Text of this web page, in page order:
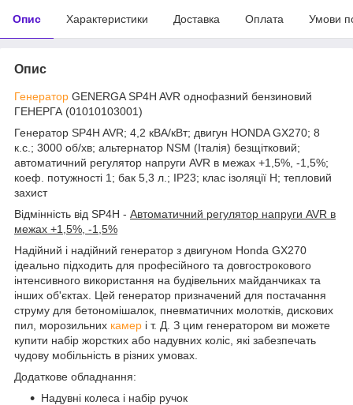
Опис Характеристики Доставка Оплата Умови
Опис
Генератор GENERGA SP4H AVR однофазний бензиновий
ГЕНЕРГА (01010103001)
Генератор SP4H AVR; 4,2 кВА/кВт; двигун HONDA GX270; 8
к.с.; 3000 об/хв; альтернатор NSM (Італія) безщітковий;
автоматичний регулятор напруги AVR в межах +1,5%, -1,5%;
коеф. потужності 1; бак 5,3 л.; IP23; клас ізоляції H; тепловий
захист
Відмінність від SP4H - Автоматичний регулятор напруги AVR в
межах +1,5%, -1,5%
Надійний і надійний генератор з двигуном Honda GX270
ідеально підходить для професійного та довгострокового
інтенсивного використання на будівельних майданчиках та
інших об'єктах. Цей генератор призначений для постачання
струму для бетономішалок, пневматичних молотків, дискових
пил, морозильних камер і т. Д. З цим генератором ви можете
купити набір жорстких або надувних коліс, які забезпечать
чудову мобільність в різних умовах.
Додаткове обладнання:
Надувні колеса і набір ручок